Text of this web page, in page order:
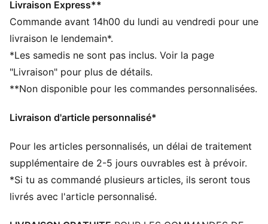
Dans le cadre du programme RE:FIBRE, ce produit est
composé d’au moins 95 % de matériaux recyclés à
partir de déchets textiles et d’autres matériaux usagés
dryCELL évacuent l'humidité pour t’aider à rester à
l'aise et au sec
DÉTAILS
Col : Col rond
Longueur : Régulière
Écusson officiel du club
Ce maillot est présenté dans un coffret au design
personnalisé et inclut une réplique de l’emblématique
Livraison Express**
Commande avant 14h00 du lundi au vendredi pour une
livraison le lendemain*.
*Les samedis ne sont pas inclus. Voir la page
"Livraison" pour plus de détails.
**Non disponible pour les commandes personnalisées.
Livraison d'article personnalisé*
Pour les articles personnalisés, un délai de traitement
supplémentaire de 2-5 jours ouvrables est à prévoir.
*Si tu as commandé plusieurs articles, ils seront tous
livrés avec l'article personnalisé.